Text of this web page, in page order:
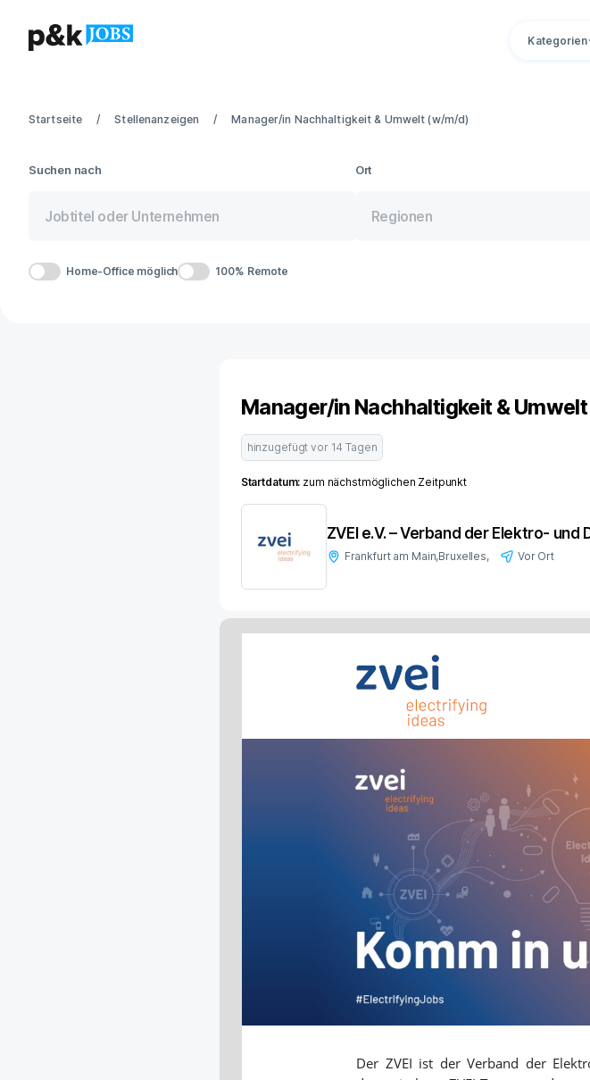
Kategorien
Startseite Stellenanzeigen Manager/in Nachhaltigkeit & Umwelt (w/m/d)
Suchen nach Ort
Home-Office möglich 100% Remote
Manager/in Nachhaltigkeit &
hinzugefügt vor 14 Tagen
Startdatum: zum nächstmöglichen Zeitpunkt
ZVEI e.V. – Verband der Elektro- und
Frankfurt am Main,Bruxelles, Vor Ort